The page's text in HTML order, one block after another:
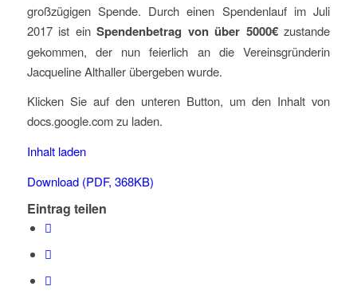
großzügigen Spende. Durch einen Spendenlauf im Juli
2017 ist einSpendenbetrag von über 5000€zustande
gekommen, der nun feierlich an die Vereinsgründerin
Jacqueline Althaller übergeben wurde.
Klicken Sie auf den unteren Button, um den Inhalt von
docs.google.com zu laden.
Inhalt laden
Download (PDF, 368KB)
Eintrag teilen